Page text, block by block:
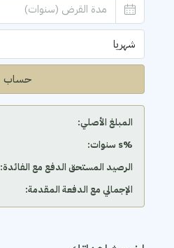
شهريا
حساب
المبلغ الأصلي:
‫%s سنوات:
الرصيد المستحق الدفع مع الفائدة:
الإجمالي مع الدفعة المقدمة: